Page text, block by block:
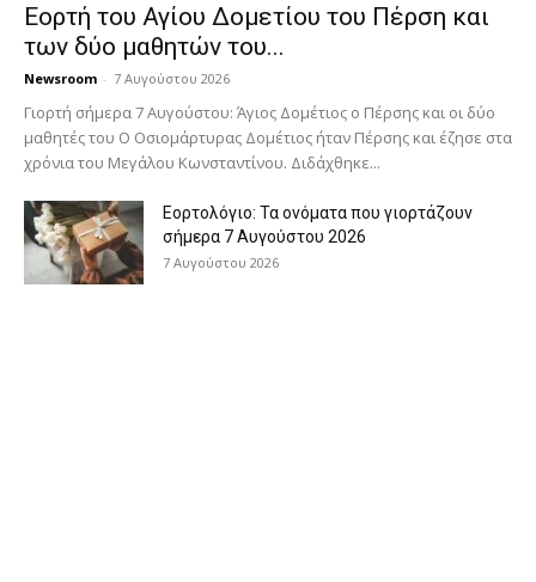
Εορτή του Αγίου Δομετίου του Πέρση και
των δύο μαθητών του...
Newsroom - 7 Αυγούστου 2026
Γιορτή σήμερα 7 Αυγούστου: Άγιος Δομέτιος ο Πέρσης και οι δύο
μαθητές του Ο Oσιομάρτυρας Δομέτιος ήταν Πέρσης και έζησε στα
χρόνια του Μεγάλου Κωνσταντίνου. Διδάχθηκε...
Εορτολόγιο: Τα ονόματα που γιορτάζουν
σήμερα 7 Αυγούστου 2026
7 Αυγούστου 2026